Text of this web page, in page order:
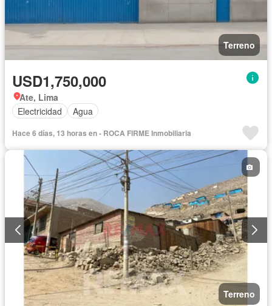
Terreno
USD1,750,000
Ate, Lima
Electricidad
Agua
Hace 6 días, 13 horas en - ROCA FIRME Inmobiliaria
Terreno